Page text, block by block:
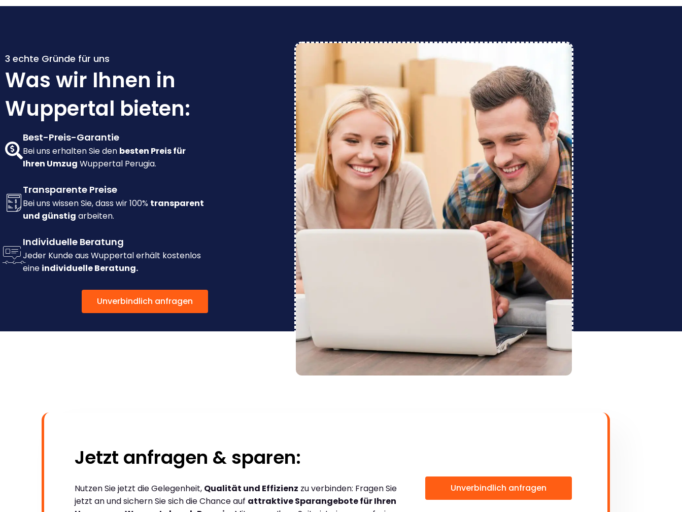
3 echte Gründe für uns
Was wir Ihnen in
Wuppertal bieten:
Best-Preis-Garantie
Bei uns erhalten Sie den besten Preis für
Ihren Umzug Wuppertal Perugia.
Transparente Preise
Bei uns wissen Sie, dass wir 100% transparent
und günstig arbeiten.
Individuelle Beratung
Jeder Kunde aus Wuppertal erhält kostenlos
eine individuelle Beratung.
Unverbindlich anfragen
Jetzt anfragen & sparen:
Nutzen Sie jetzt die Gelegenheit, Qualität und Effizienz zu verbinden: Fragen Sie
jetzt an und sichern Sie sich die Chance auf attraktive Sparangebote für Ihren
Unverbindlich anfragen